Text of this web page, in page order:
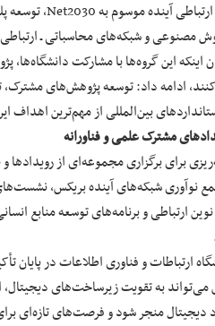
مصنوعی و شبکه‌های محاسباتی ـ
اینکه این گروه‌ها با مشارکت
ادامه داد: توسعه پژوهش‌های
بین‌المللی از مهم‌ترین
مشترک علمی و فناورانه
برای برگزاری مجموعه‌ای از
نوآوری شبکه‌های آینده بریکس،
ارتباطی و برنامه‌های توسعه منابع
ارتباطات و فناوری اطلاعات در پایان
به تقویت زیرساخت‌های
دیجیتال منجر شود و فرصت‌های تازه‌ای